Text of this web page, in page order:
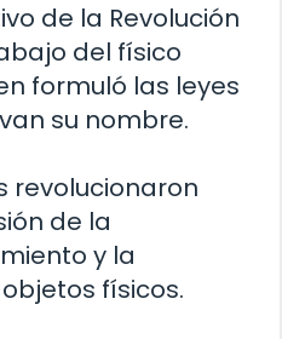
de la Revolución
del físico
formuló las leyes
su nombre.
revolucionaron
de la
y la
físicos.